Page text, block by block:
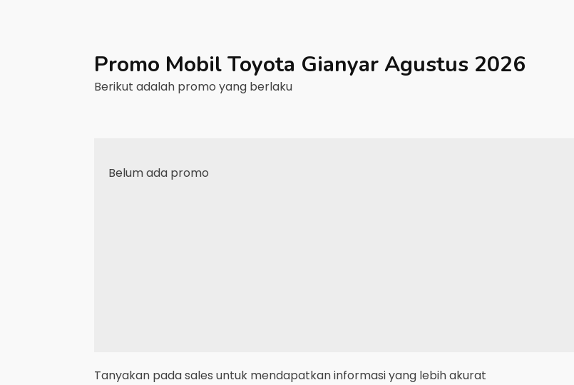
Promo MobilToyota GianyarAgustus 2026
Berikut adalah promo yang berlaku
Belum ada promo
Tanyakan pada sales untuk mendapatkan informasi yang lebih akurat